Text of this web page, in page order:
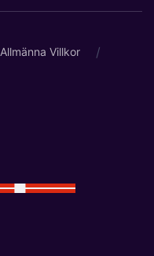
Allmänna Villkor /